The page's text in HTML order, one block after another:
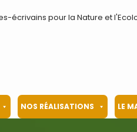
écrivains pour la Nature et
NOS RÉALISATIONS LE